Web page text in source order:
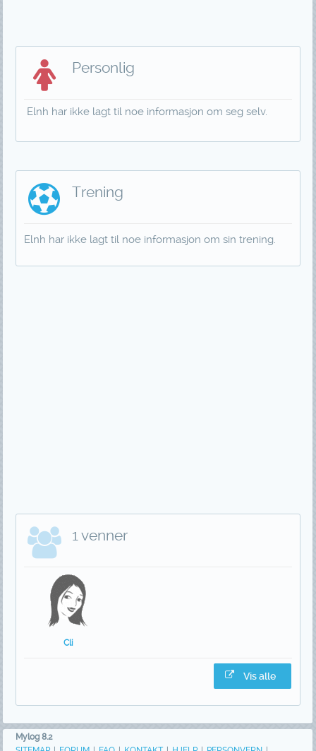
Personlig
Elnh har ikke lagt til noe informasjon om seg selv.
Trening
Elnh har ikke lagt til noe informasjon om sin trening.
1 venner
Cli
Vis alle
Mylog 8.2